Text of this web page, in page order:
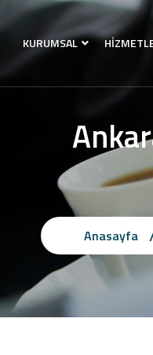
KURUMSAL
Anasayfa